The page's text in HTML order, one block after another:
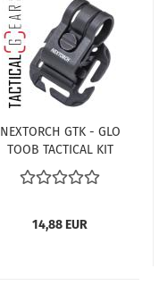
NEXTORCH GTK - GLO
TOOB TACTICAL KIT
HALTERUNG MOLLE /
PALs + KLETT FÜR GT-
SCHWARZ
14,88 EUR